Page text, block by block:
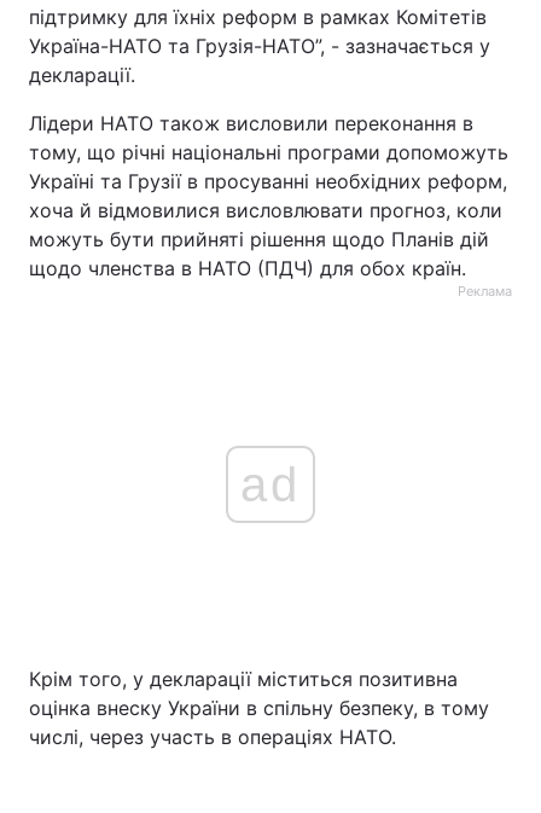
підтримку для їхніх реформ в рамках Комітетів
Україна-НАТО та Грузія-НАТО”, - зазначається у
декларації.
Лідери НАТО також висловили переконання в
тому, що річні національні програми допоможуть
Україні та Грузії в просуванні необхідних реформ,
хоча й відмовилися висловлювати прогноз, коли
можуть бути прийняті рішення щодо Планів дій
щодо членства в НАТО (ПДЧ) для обох країн.
Реклама
ad
Крім того, у декларації міститься позитивна
оцінка внеску України в спільну безпеку, в тому
числі, через участь в операціях НАТО.